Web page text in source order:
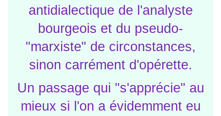
antidialectique de l'analyste
bourgeois et du pseudo-
"marxiste" de circonstances,
sinon carrément d'opérette.
Un passage qui "s'apprécie" au
mieux si l'on a évidemment eu